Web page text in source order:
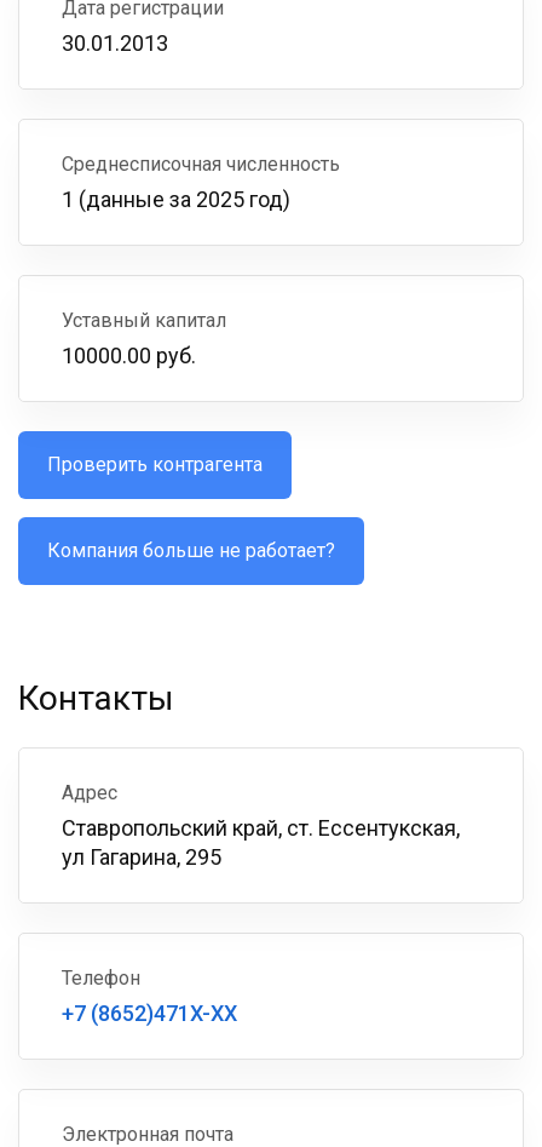
Дата регистрации
30.01.2013
Среднесписочная численность
1 (данные за 2025 год)
Уставный капитал
10000.00 руб.
Проверить контрагента
Компания больше не работает?
Контакты
Адрес
Ставропольский край, ст. Ессентукская,
ул Гагарина, 295
Телефон
+7 (8652)471X-XX
Электронная почта